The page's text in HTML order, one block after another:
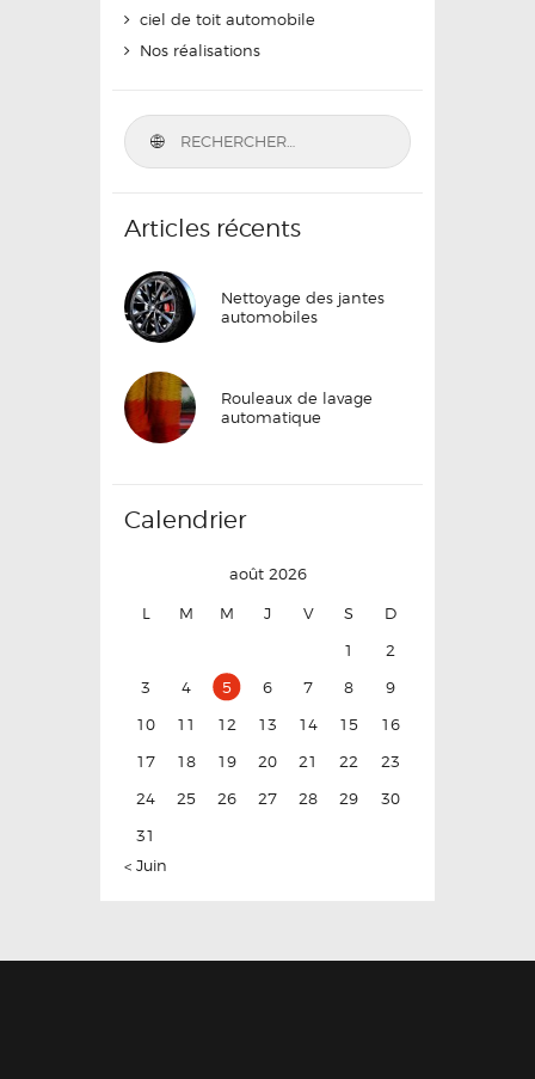
ciel de toit automobile
Nos réalisations
Articles récents
Nettoyage des jantes
automobiles
Rouleaux de lavage
automatique
Calendrier
août 2026
L M M J V S
D
1
2
3
4 5 6 7 8
9
10
11 12 13 14 15
16
17
18 19 20 21 22
23
24
25 26 27 28 29
30
31
« Juin